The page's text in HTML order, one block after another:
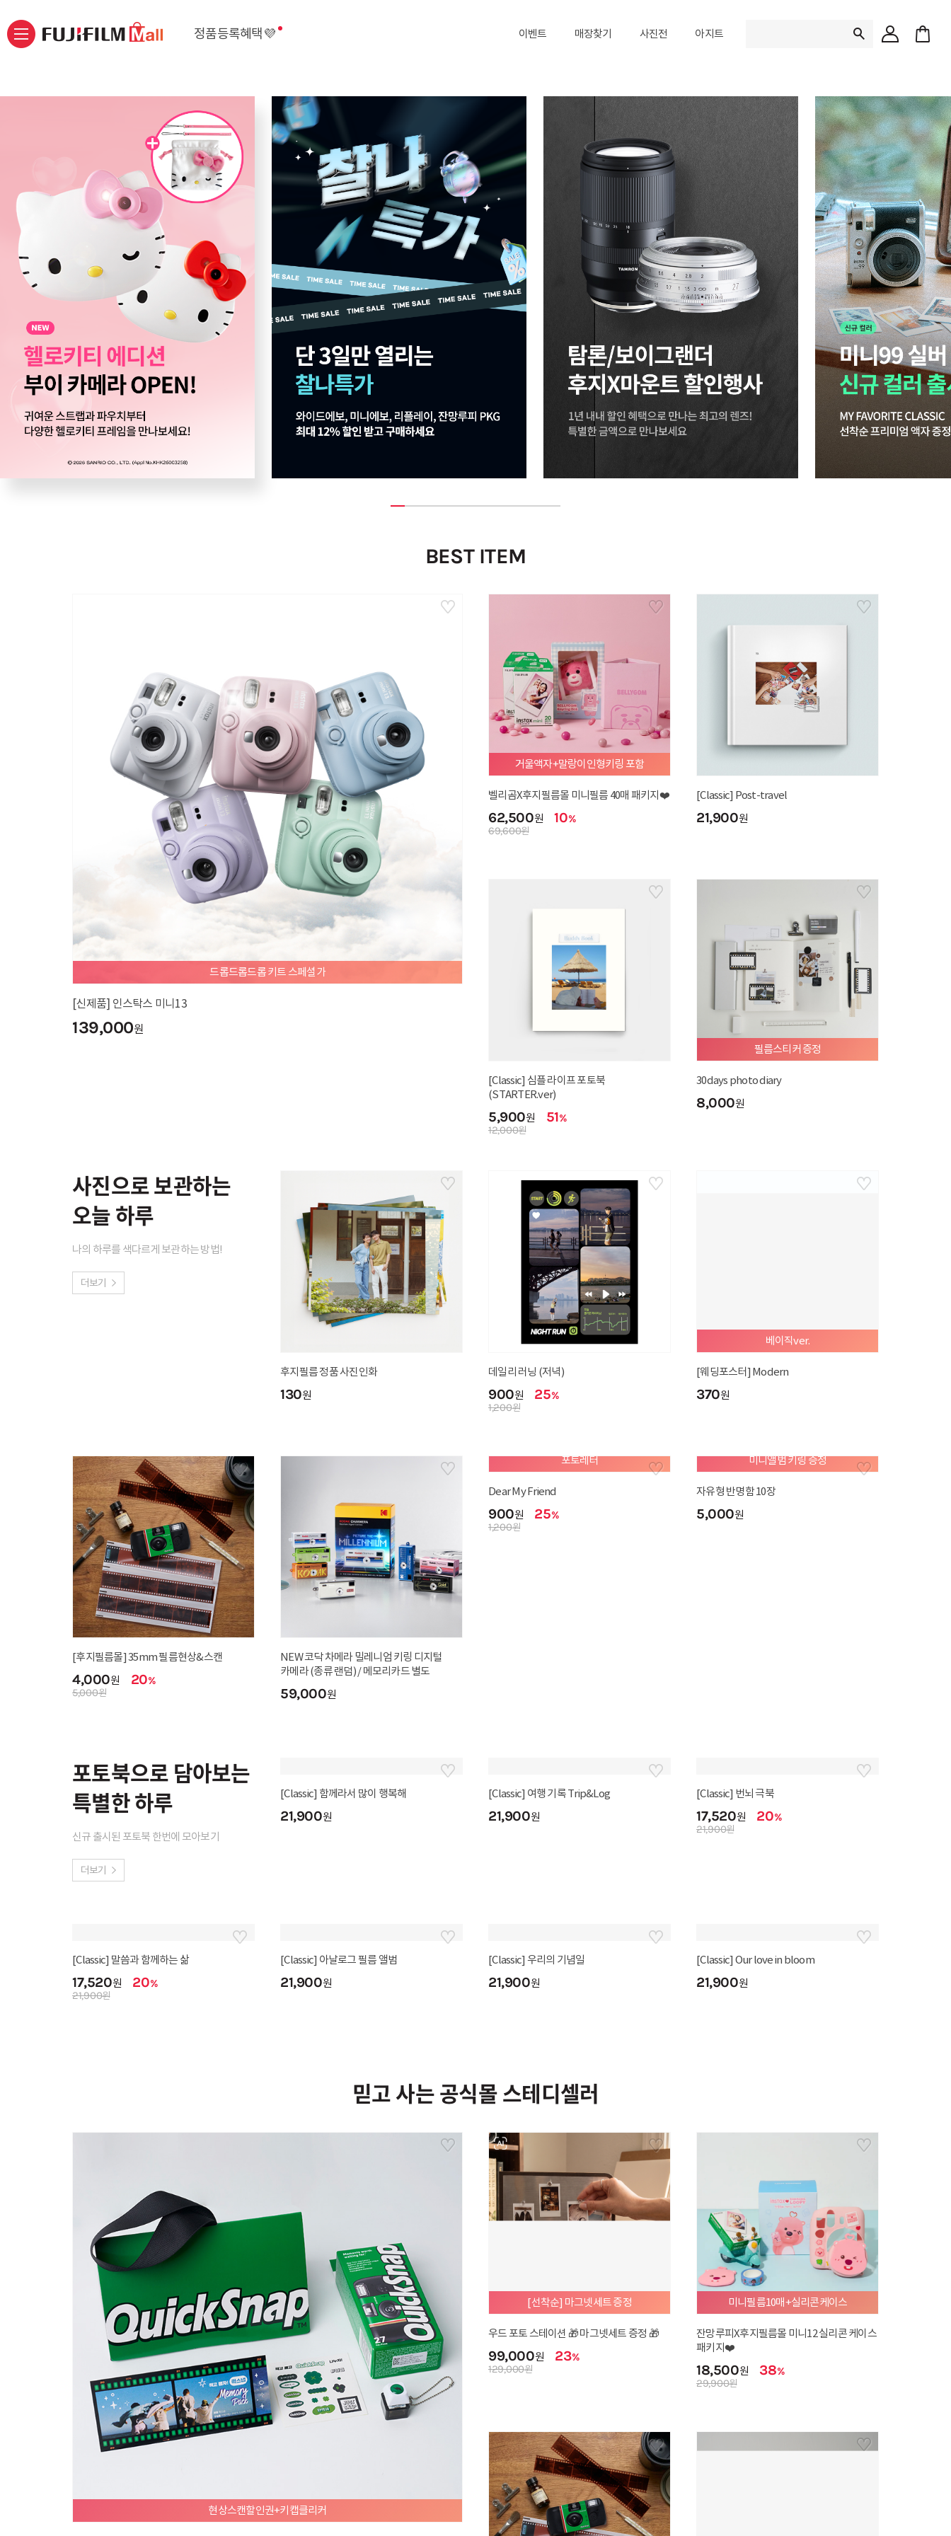
정품등록혜택💜 이벤트 매장찾기 사진전 아지트
최근 검색어가 존재 하지
인기 검색어
와사비베어
2. 잔망루피
3. 퀵스냅
포토북
미니99
데일리 필름 스냅
미니 리플레이
BEST ITEM
드롭드롭드롭 키트 스페셜가
[신제품] 인스탁스 미니13
139,000원
거울액자+말랑이인형키링 포함
벨리곰X후지필름몰 미니필름 40매 패키지❤️
62,500원
69,600원
10%
[Classic] Post-travel
21,900원
[Classic] 심플 라이프 포토북
(STARTER.ver)
5,900원
12,000원
51%
필름스티커 증정
30days photo diary
8,000원
사진으로 보관하는
오늘 하루
나의 하루를 색다르게 보관하는 방법!
더보기
후지필름 정품 사진인화
130원
데일리 러닝 (저녁)
900원
1,200원
25%
베이직ver.
[웨딩포스터] Modern
370원
[후지필름몰] 35mm 필름현상&스캔
4,000원
5,000원
20%
NEW 코닥 차메라 밀레니엄 키링 디지털
카메라 (종류 랜덤) / 메모리카드 별도
59,000원
포토북으로 담아보는
특별한 하루
신규 출시된 포토북 한번에 모아보기
더보기
[Classic] 함께라서 많이 행복해
21,900원
[Classic] 여행 기록 Trip&Log
21,900원
[Classic] 번뇌 극북
17,520원
[Classic] 말씀과 함께하는 삶
17,520원
21,900
20%
[Classic] 아날로그 필름 앨범
21,900 원
[Classic] Our love in bloom
21,900원
믿고 사는 공식몰 스테디셀러